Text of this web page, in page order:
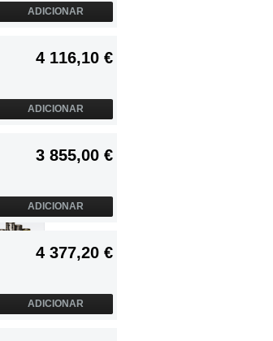
ADICIONAR
4 116,10 €
ADICIONAR
3 855,00 €
ADICIONAR
4 377,20 €
ADICIONAR